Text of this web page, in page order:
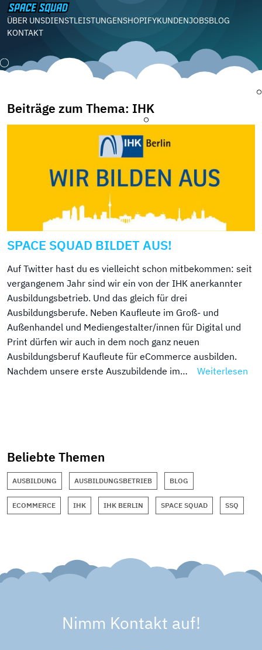
ÜBER UNSDIENSTLEISTUNGENSHOPIFYKUNDENJOBSBLOG
KONTAKT
Beiträge zum Thema: IHK
SPACE SQUAD BILDET AUS!
Auf Twitter hast du es vielleicht schon mitbekommen: seit
vergangenem Jahr sind wir ein von der IHK anerkannter
Ausbildungsbetrieb. Und das gleich für drei
Ausbildungsberufe. Neben Kaufleute im Groß- und
Außenhandel und Mediengestalter/innen für Digital und
Print dürfen wir auch in dem noch ganz neuen
Ausbildungsberuf Kaufleute für eCommerce ausbilden.
Nachdem unsere erste Auszubildende im…
Weiterlesen
Beliebte Themen
AUSBILDUNG AUSBILDUNGSBETRIEB BLOG
ECOMMERCE IHK IHK BERLIN SPACE SQUAD SSQ
Nimm Kontakt auf!